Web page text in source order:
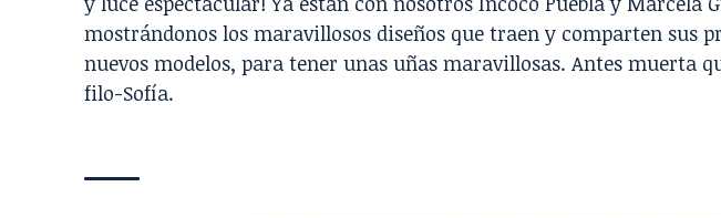
mostrándonos los maravillosos diseños que traen y comparten sus
nuevos modelos, para tener unas uñas maravillosas. Antes muerta
filo-Sofía.